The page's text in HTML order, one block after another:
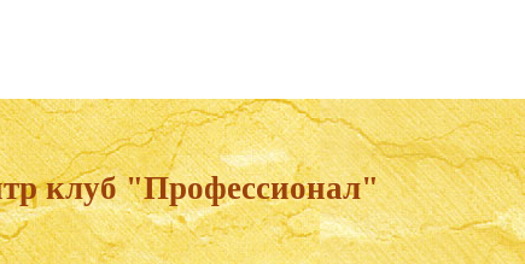
клуб "Профессионал"